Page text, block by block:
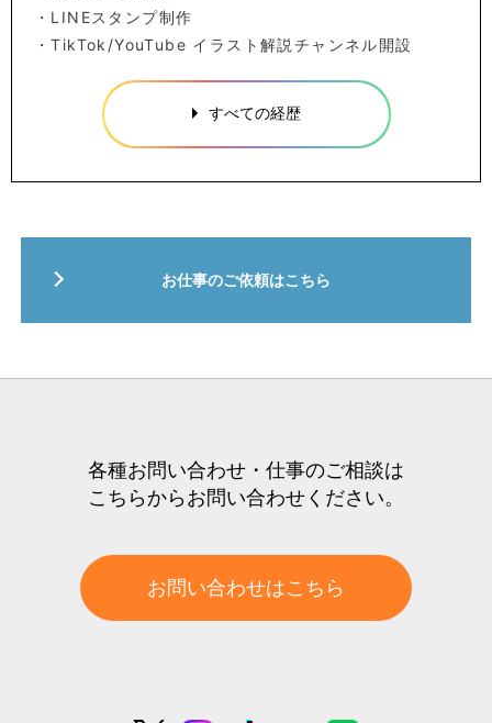
・LINEスタンプ制作
・TikTok/YouTube イラスト解説チャンネル開設
すべての経歴
お仕事のご依頼はこちら
各種お問い合わせ・仕事のご相談は
こちらからお問い合わせください。
お問い合わせはこちら